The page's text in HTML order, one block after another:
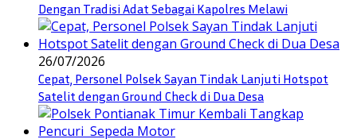
Dengan Tradisi Adat Sebagai Kapolres Melawi
26/07/2026
Cepat, Personel Polsek Sayan Tindak Lanjuti Hotspot
Satelit dengan Ground Check di Dua Desa